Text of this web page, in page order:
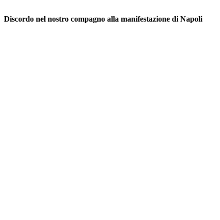
Discordo nel nostro compagno alla manifestazione di Napoli